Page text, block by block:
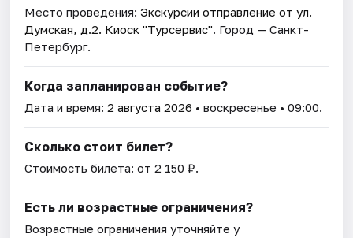
Место проведения:Экскурсии отправление от ул.
Думская, д.2. Киоск "Турсервис". Город — Санкт-
Петербург.
Когда запланирован событие?
Дата и время:2 августа 2026 • воскресенье • 09:00.
Сколько стоит билет?
Стоимость билета: от 2 150 ₽.
Есть ли возрастные ограничения?
Возрастные ограничения уточняйте у